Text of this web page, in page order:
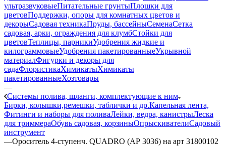
ультразвуковыеПитательные грунтыПлошки для
цветовПоддержки, опоры для комнатных цветов и
декорыСадовая техникаПруды, бассейныСеменаСетка
садовая, арки, ограждения для клумбСтойки для
цветовТеплицы, парникиУдобрения жидкие и
килограммовыеУдобрения пакетированныеУкрывной
материалФигурки и декоры для
садаФлористикаХимикатыХимикаты
пакетированныеХозтовары
—
Системы полива, шланги, комплектующие к ним
Бирки, колышки,ремешки, таблички и др.Капельная лента,
Фитинги и наборы для поливаЛейки, ведра, канистрыЛеска
для триммераОбувь садовая, корзиныОпрыскивателиСадовый
инструмент
—Ороситель 4-ступенч. QUADRO (АР 3036) на арт 31800102